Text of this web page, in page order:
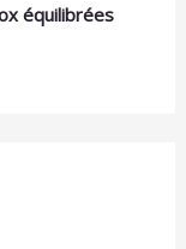
équilibrées